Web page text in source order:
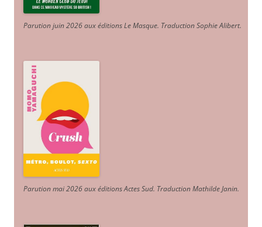
Parution juin 2026 aux éditions Le Masque. Traduction Sophie Alibert.
Parution mai 2026 aux éditions Actes Sud. Traduction Mathilde Janin.